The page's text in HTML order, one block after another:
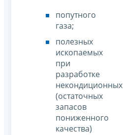
попутного
газа;
полезных
ископаемых
при
разработке
некондиционных
(остаточных
запасов
пониженного
качества)